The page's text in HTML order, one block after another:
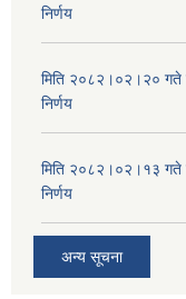
निर्णय
मिति २०८२।०२।२० गते
निर्णय
मिति २०८२।०२।१३ गते
निर्णय
अन्य सूचना